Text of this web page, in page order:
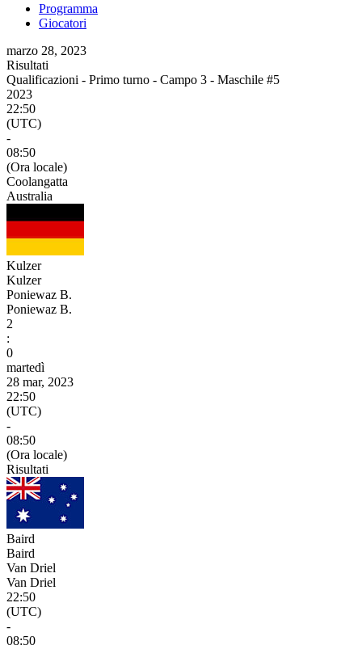
Programma
Giocatori
marzo 28, 2023
Risultati
Qualificazioni - Primo turno - Campo 3 - Maschile #5
2023
22:50
(UTC)
-
08:50
(Ora locale)
Coolangatta
Australia
Kulzer
Kulzer
Poniewaz B.
Poniewaz B.
2
:
0
martedì
28 mar, 2023
22:50
(UTC)
-
08:50
(Ora locale)
Risultati
Baird
Baird
Van Driel
Van Driel
22:50
(UTC)
-
08:50